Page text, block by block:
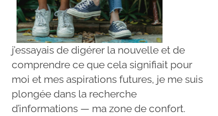
j’essayais de digérer la nouvelle et de
comprendre ce que cela signifiait pour
moi et mes aspirations futures, je me suis
plongée dans la recherche
d’informations — ma zone de confort.